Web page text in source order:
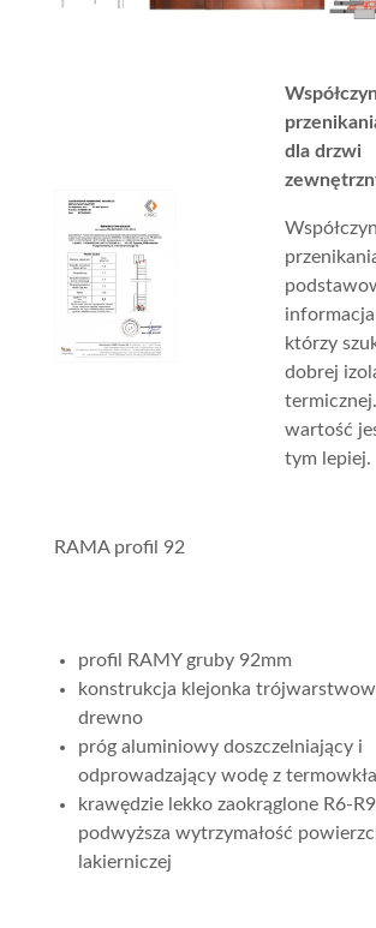
dla drzwi
którzy
dobrej
wartość
tym lepiej.
RAMA profil 92
profil RAMY gruby 92mm
konstrukcja klejonka
drewno
próg aluminiowy doszczelniający i
odprowadzający wodę z
krawędzie lekko zaokrąglone R6-
podwyższa wytrzymałość
lakierniczej